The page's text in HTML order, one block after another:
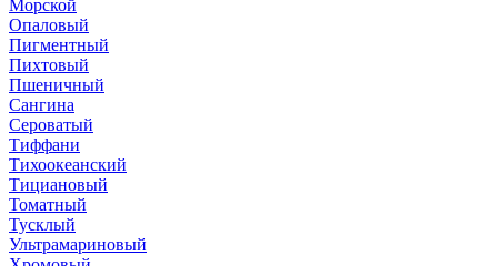
Морской
Опаловый
Пигментный
Пихтовый
Пшеничный
Сангина
Сероватый
Тиффани
Тихоокеанский
Тициановый
Томатный
Тусклый
Ультрамариновый